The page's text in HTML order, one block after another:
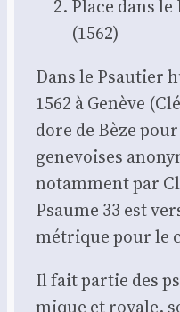
Place dans le
(1562)
Dans le Psau­tier
1562 à Genève
dore de Bèze
gene­voises
notam­ment par
Psaume 33 est
métrique pour le
Il fait par­tie des
mique et royale,